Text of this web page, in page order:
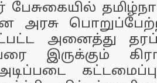
அரசு பொறுப்பேற்ற
அனைத்து
இருக்கும்